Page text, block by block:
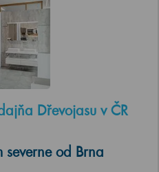
Dřevojasu v ČR
severne od Brna